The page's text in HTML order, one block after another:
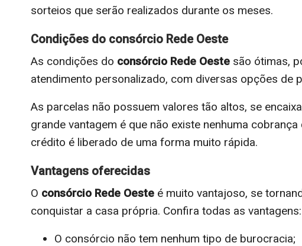
sorteios que serão realizados durante os meses.
Condições do consórcio Rede Oeste
As condições do consórcio Rede Oeste são ótimas,
atendimento personalizado, com diversas opções de
As parcelas não possuem valores tão altos, se
grande vantagem é que não existe nenhuma
crédito é liberado de uma forma muito rápida.
Vantagens oferecidas
O consórcio Rede Oeste é muito vantajoso, se
conquistar a casa própria. Confira todas as vantagens:
O consórcio não tem nenhum tipo de burocracia;